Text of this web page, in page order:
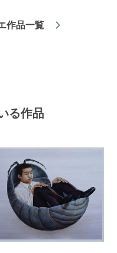
作品一覧
る作品